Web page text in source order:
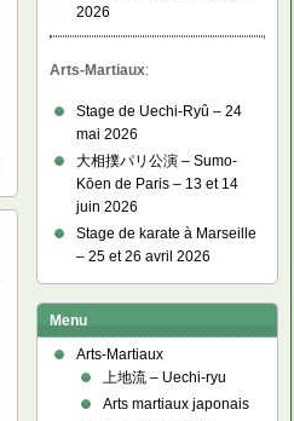
2026
Arts-Martiaux:
Stage de Uechi-Ryû – 24
mai 2026
大相撲パリ公演 – Sumo-
Kōen de Paris – 13 et 14
juin 2026
Stage de karate à Marseille
– 25 et 26 avril 2026
Menu
Arts-Martiaux
上地流 – Uechi-ryu
Arts martiaux japonais